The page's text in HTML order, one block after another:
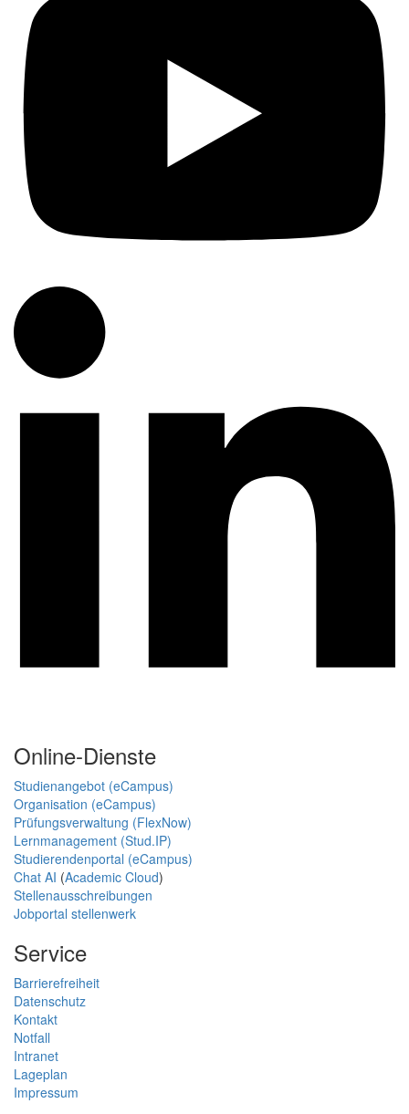
Online-Dienste
Studienangebot (eCampus)
Organisation (eCampus)
Prüfungsverwaltung (FlexNow)
Lernmanagement (Stud.IP)
Studierendenportal (eCampus)
Chat AI (Academic Cloud)
Stellenausschreibungen
Jobportal stellenwerk
Service
Barrierefreiheit
Datenschutz
Kontakt
Notfall
Intranet
Lageplan
Impressum